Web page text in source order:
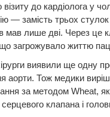
до кардіолога у
— замість трьох стулок
мав лише дві. Через це
загрожувало життю
виявили ще одну
аорти. Тож медики
за методом Wheat,
клапана і